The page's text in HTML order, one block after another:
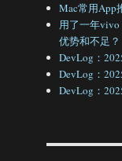
Mac常用App
用了一年vivo
优势和不足？
DevLog：
DevLog：
DevLog：